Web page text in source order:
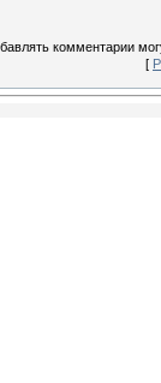
комментарии
[